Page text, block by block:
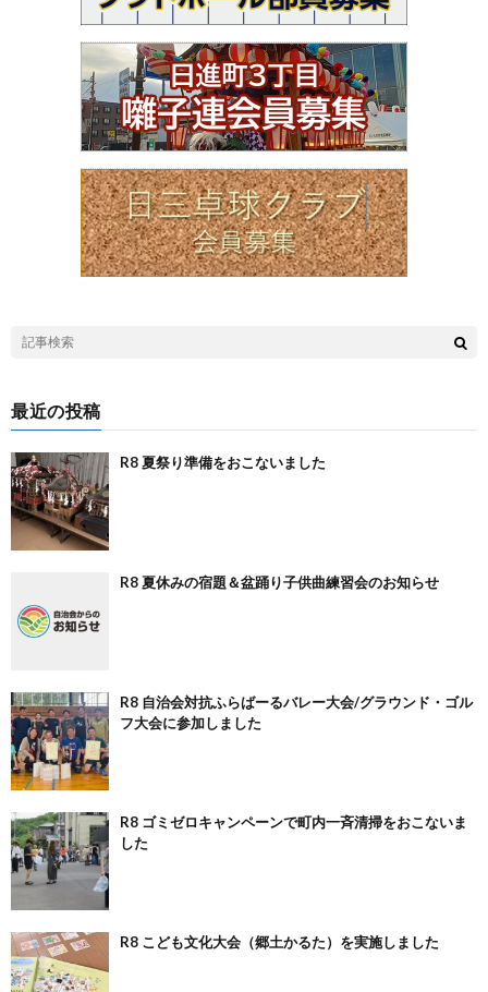
最近の投稿
R8 夏祭り準備をおこないました
R8 夏休みの宿題＆盆踊り子供曲練習会のお知らせ
R8 自治会対抗ふらばーるバレー大会/グラウンド・ゴル
フ大会に参加しました
R8 ゴミゼロキャンペーンで町内一斉清掃をおこないま
した
R8 こども文化大会（郷土かるた）を実施しました